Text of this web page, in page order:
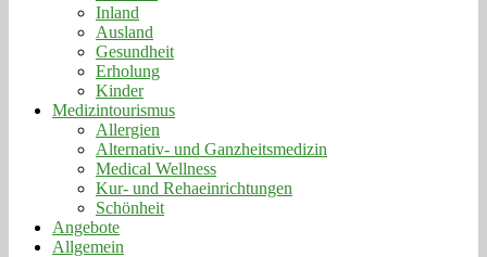
Inland
Ausland
Gesundheit
Erholung
Kinder
Medizintourismus
Allergien
Alternativ- und Ganzheitsmedizin
Medical Wellness
Kur- und Rehaeinrichtungen
Schönheit
Angebote
Allgemein